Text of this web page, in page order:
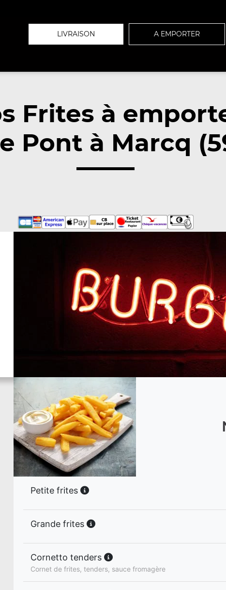
LIVRAISON A EMPORTER
Frites à
Pont à Marcq
Petite frites
Grande frites
Cornetto tenders
Cornet de frites, tenders, sauce fromagère